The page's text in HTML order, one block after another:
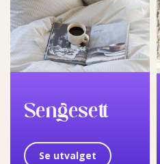
Sengesett
Se utvalget